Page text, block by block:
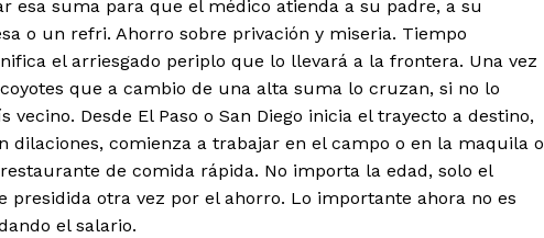
Estados
Aguascalientes
Baja California
Baja California Sur
Campeche
Chihuahua
Ciudad de México
esa suma para que el médico atienda a su padre, a su
o un refri. Ahorro sobre privación y miseria. Tiempo
el arriesgado periplo que lo llevará a la frontera. Una vez
que a cambio de una alta suma lo cruzan, si no lo
Desde El Paso o San Diego inicia el trayecto a destino,
dilaciones, comienza a trabajar en el campo o en la maquila o
de comida rápida. No importa la edad, solo el
otra vez por el ahorro. Lo importante ahora no es
el salario.